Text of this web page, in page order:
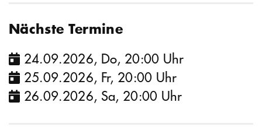
Nächste Termine
24.09.2026, Do, 20:00 Uhr
25.09.2026, Fr, 20:00 Uhr
26.09.2026, Sa, 20:00 Uhr